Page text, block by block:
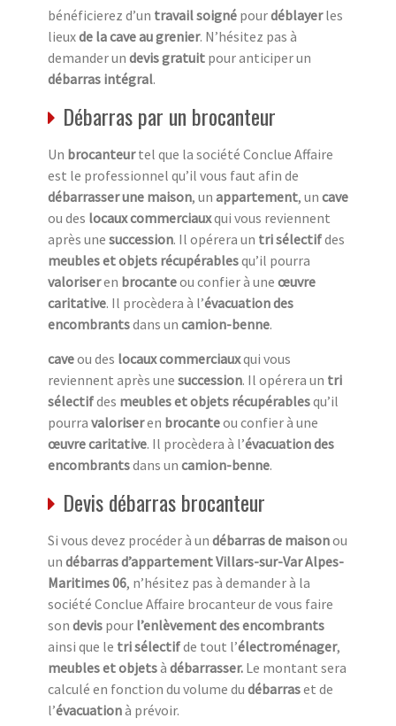
bénéficierez d’un travail soigné pourdéblayerles
lieuxde la cave au grenier. N’hésitez pas à
demander un devis gratuit pour anticiper un
débarras intégral.
Débarras par un brocanteur
Un brocanteurtel que la société Conclue Affaire
est le professionnel qu’il vous faut afin de
débarrasser une maison, un appartement, un cave
ou des locaux commerciauxqui vous reviennent
après une succession. Il opérera un tri sélectifdes
meubles et objets récupérablesqu’il pourra
valoriseren brocanteou confier à une œuvre
caritative. Il procèdera à l’évacuation des
encombrantsdans un camion-benne.
caveou des locaux commerciauxqui vous
reviennent après une succession. Il opérera un tri
sélectifdes meubles et objets récupérablesqu’il
pourra valoriseren brocanteou confier à une
œuvre caritative. Il procèdera à l’évacuation des
encombrantsdans un camion-benne.
Devis débarras brocanteur
Si vous devez procéder à un débarras de maisonou
un débarras d’appartement Villars-sur-Var Alpes-
Maritimes 06, n’hésitez pas à demander à la
société Conclue Affaire brocanteur de vous faire
son devis pour l’enlèvement des encombrants
ainsi que le tri sélectifde tout l’électroménager,
meubles et objetsà débarrasser. Le montant sera
calculé en fonction du volume du débarraset de
l’évacuationà prévoir.